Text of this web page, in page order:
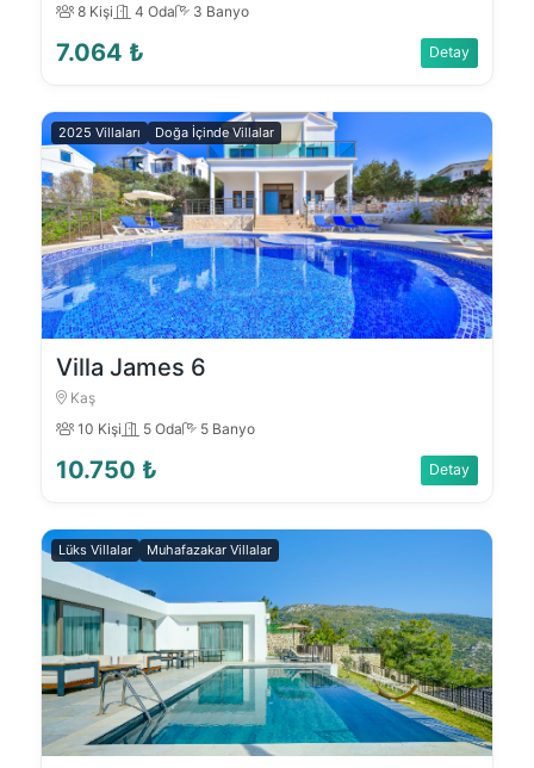
8 Kişi
4 Oda 3 Banyo
7.064 ₺ Detay
2025 Villaları Doğa İçinde Villalar
Villa James 6
Kaş
10 Kişi
5 Oda 5 Banyo
10.750 ₺ Detay
Lüks Villalar Muhafazakar Villalar